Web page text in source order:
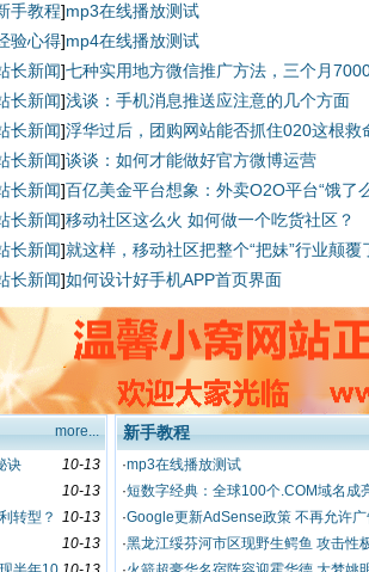
这样，移动社区把整个“把妹”行业颠覆
手教程]mp3在线播放测试
验心得]mp4在线播放测试
长新闻]七种实用地方微信推广方法，三个月
长新闻]浅谈：手机消息推送应注意的几个方面
长新闻]浮华过后，团购网站能否抓住020这根救
长新闻]谈谈：如何才能做好官方微博运营
长新闻]百亿美金平台想象：外卖O2O平台“饿了
增速？
长新闻]移动社区这么火 如何做一个吃货社区？
长新闻]就这样，移动社区把整个“把妹”行业颠覆
长新闻]如何设计好手机APP首页界面
more...
10-13
诀
10-13
10-13
转型？
10-13
新手教程
·mp3在线播放测试
·短数字经典：全球100个.COM域名成
·Google更新AdSense政策 不再允许
·黑龙江绥芬河市区现野生鳄鱼 攻击性